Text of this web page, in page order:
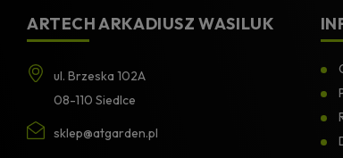
ARTECH ARKADIUSZ WASILUK
ul. Brzeska 102A
08-110 Siedlce
sklep@atgarden.pl